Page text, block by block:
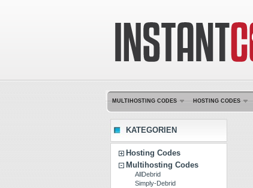
MULTIHOSTING CODES HOSTING CODES
KATEGORIEN
Hosting Codes
Multihosting Codes
AllDebrid
Simply-Debrid